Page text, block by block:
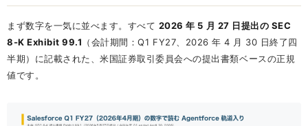
まず数字を一気に並べます。すべて 2026 年 5 月 27 日提出の SEC
8-K Exhibit 99.1 （会計期間：Q1 FY27、2026 年 4 月 30 日終了四
半期）に記載された、米国証券取引委員会への提出書類ベースの正規
値です。